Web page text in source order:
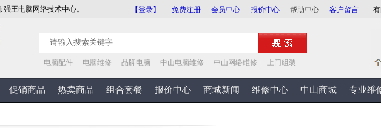
王电脑网络技术中心。 【登录】 免费注册 会员中心 报价中心 帮助中心 客户留言
电脑配件 电脑维修 品牌电脑 中山电脑维修 中山网络维修 上门组装
促销商品 热卖商品 组合套餐 报价中心 商城新闻 维修中心 中山商城 专业维